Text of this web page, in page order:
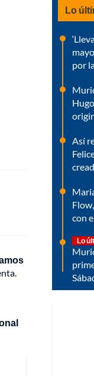
Lo
por
Así
con
Lo